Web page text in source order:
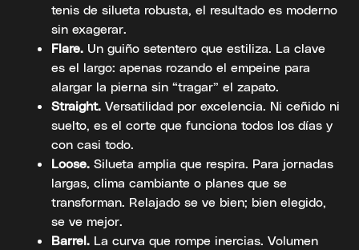
tenis de silueta robusta, el resultado es moderno
sin exagerar.
Flare. Un guiño setentero que estiliza. La clave
es el largo: apenas rozando el empeine para
alargar la pierna sin “tragar” el zapato.
Straight. Versatilidad por excelencia. Ni ceñido ni
suelto, es el corte que funciona todos los días y
con casi todo.
Loose. Silueta amplia que respira. Para jornadas
largas, clima cambiante o planes que se
transforman. Relajado se ve bien; bien elegido,
se ve mejor.
Barrel. La curva que rompe inercias. Volumen